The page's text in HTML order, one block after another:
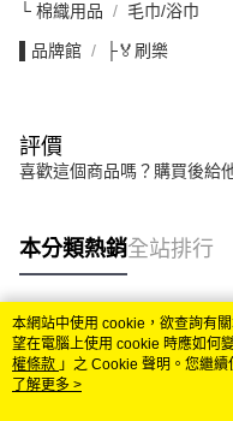
└ 棉織用品 毛巾/浴巾
▌品牌館 ├🏅刷樂
評價
喜歡這個商品嗎？購買後給
本分類熱銷全站排行
熱門標籤
本網站中使用 cookie，欲查詢有
望在電腦上使用 cookie 時應如何
權條款 」之 Cookie 聲明。您繼
用條款之 Cookie 聲明使用 cookie。
了解更多 >